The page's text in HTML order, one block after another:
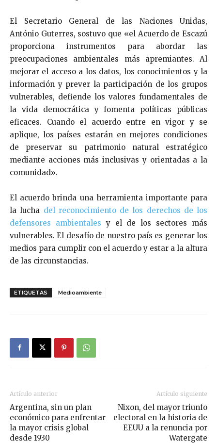
El Secretario General de las Naciones Unidas,
António Guterres, sostuvo que «el Acuerdo de Escazú
proporciona instrumentos para abordar las
preocupaciones ambientales más apremiantes. Al
mejorar el acceso a los datos, los conocimientos y la
información y prever la participación de los grupos
vulnerables, defiende los valores fundamentales de
la vida democrática y fomenta políticas públicas
eficaces. Cuando el acuerdo entre en vigor y se
aplique, los países estarán en mejores condiciones
de preservar su patrimonio natural estratégico
mediante acciones más inclusivas y orientadas a la
comunidad».
El acuerdo brinda una herramienta importante para
la lucha del reconocimiento de los derechos de los
defensores ambientales y el de los sectores más
vulnerables. El desafío de nuestro país es generar los
medios para cumplir con el acuerdo y estar a la altura
de las circunstancias.
ETIQUETAS Medioambiente
Artículo anterior
Argentina, sin un plan
económico para enfrentar
la mayor crisis global
desde 1930
Artículo siguiente
Nixon, del mayor triunfo
electoral en la historia de
EEUU a la renuncia por
Watergate